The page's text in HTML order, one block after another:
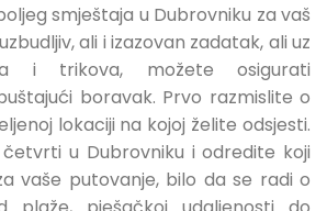
smještaja u Dubrovniku za vaš
ali i izazovan zadatak, ali uz
i trikova, možete osigurati
boravak. Prvo razmislite o
lokaciji na kojoj želite odsjesti.
u Dubrovniku i odredite koji
vaše putovanje, bilo da se radi o